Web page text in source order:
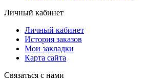
Личный кабинет
Личный кабинет
История заказов
Мои закладки
Карта сайта
Связаться с нами